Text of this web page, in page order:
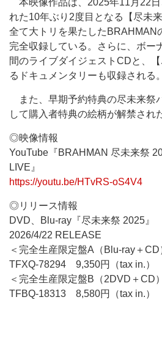
本映像作品は、2025年11月22日
れた10年ぶり2度目となる【尽未
全て大トリを果たしたBRAHMAN
完全収録している。さらに、ボー
間のライブダイジェストCDと、
るドキュメンタリーも収録される。
また、早期予約特典の尽未来祭
して購入者特典の絵柄が解禁され
◎映像情報
YouTube『BRAHMAN 尽未来祭
LIVE』
https://youtu.be/HTvRS-oS4V4
◎リリース情報
DVD、Blu-ray『尽未来祭 2025』
2026/4/22 RELEASE
＜完全生産限定盤A（Blu-ray＋CD
TFXQ-78294 9,350円（tax in.）
＜完全生産限定盤B（2DVD＋CD
TFBQ-18313 8,580円（tax in.）